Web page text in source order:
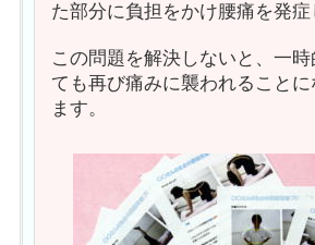
た部分に負担をかけ腰痛を発症
この問題を解決しないと、一
ても再び痛みに襲われること
ます。